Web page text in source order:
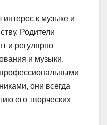
к музыке и
Родители
и регулярно
и музыки.
они всегда
его творческих